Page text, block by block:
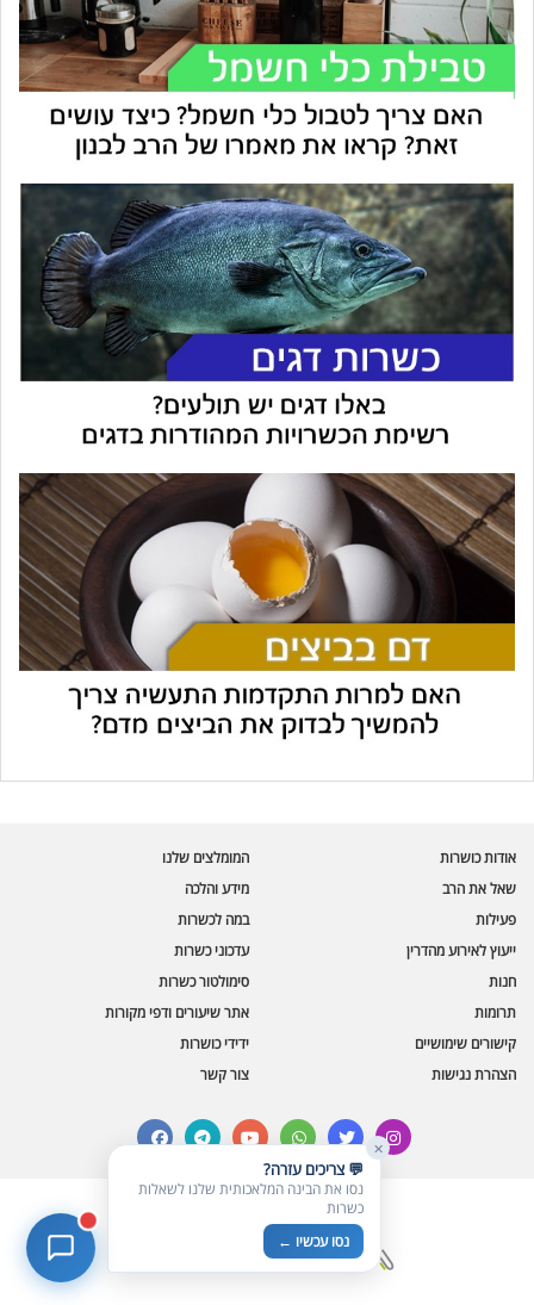
אודות כושרות
שאל את הרב
פעילות
ייעוץ לאירוע מהדרין
המומלצים שלנו
מידע והלכה
במה לכשרות
עדכוני כשרות
חנות
תרומות
קישורים שימושיים
הצהרת נגישות
סימולטור כשרות
אתר שיעורים ודפי מקורות
ידידי כושרות
צור קשר
facebooktelegramyoutubewhatsapptwitter
instagram
© כל הזכויות שמורות לכושרות
🪲 בדיקת חרקים
מספר כושרות ומאמרי האתר
🔀 תערובות כלים ומאכלים
✕
💬 צריכים עזרה?
נסו את הבינה המלאכותית שלנו לשאלות
כשרות
נסו עכשיו ←